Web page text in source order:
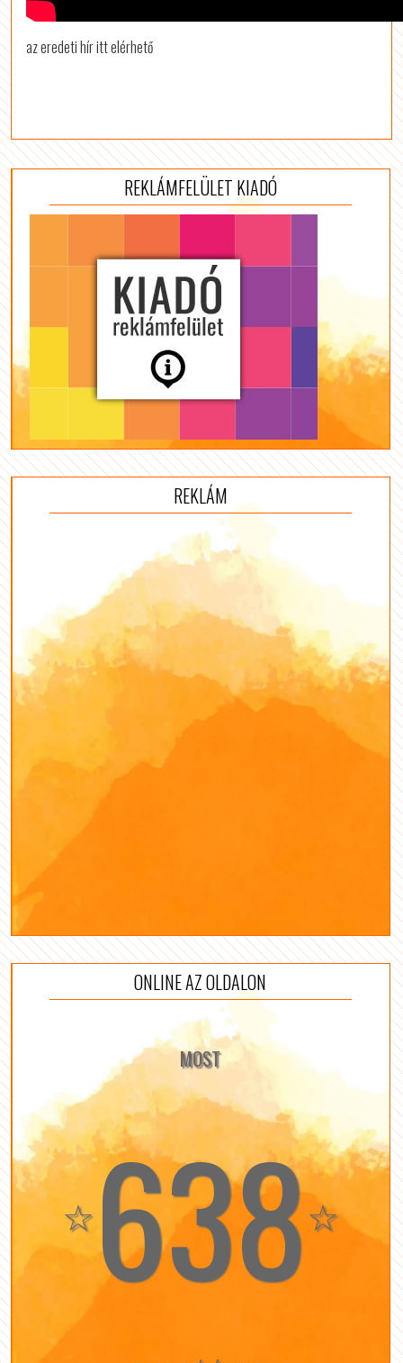
az eredeti hír itt elérhető
REKLÁMFELÜLET KIADÓ
REKLÁM
ONLINE AZ OLDALON
MOST
☆638☆